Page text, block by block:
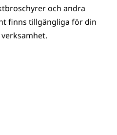
och andra
finns tillgängliga för din